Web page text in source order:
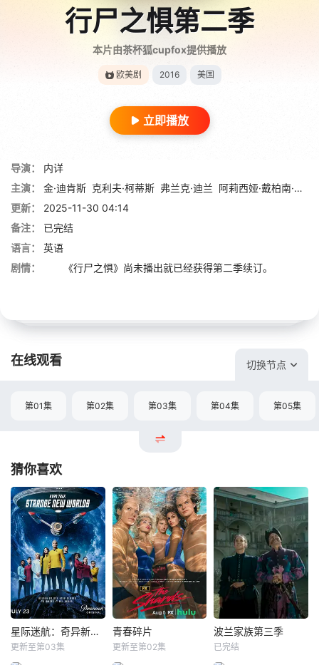
行尸之惧第二季
本片由茶杯狐cupfox提供播放
欧美剧 2016 美国
立即播放
导演：
内详
主演：
金·迪肯斯 克利夫·柯蒂斯 弗兰克·迪兰 阿莉西娅·戴柏南·凯里
更新：
2025-11-30 04:14
备注：
已完结
语言：
英语
剧情：
《行尸之惧》尚未播出就已经获得第二季续订。
在线观看 切换节点
第01集 第02集 第03集 第04集 第05集
猜你喜欢
星际迷航：奇异新世界第四季
更新至第03集
青春碎片
更新至第02集
波兰家族第三季
已完结